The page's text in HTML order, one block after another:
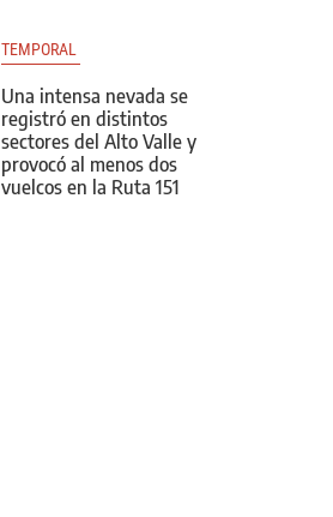
TEMPORAL
Una intensa nevada se
registró en distintos
sectores del Alto Valle y
provocó al menos dos
vuelcos en la Ruta 151